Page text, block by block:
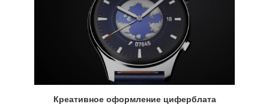
Креативное оформление циферблата